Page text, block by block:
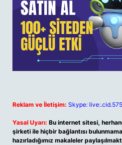
Reklam ve İletişim: Skype:
Yasal Uyarı: Bu internet sitesi,
şirketi ile hiçbir bağlantısı
hazırladığımız makaleler